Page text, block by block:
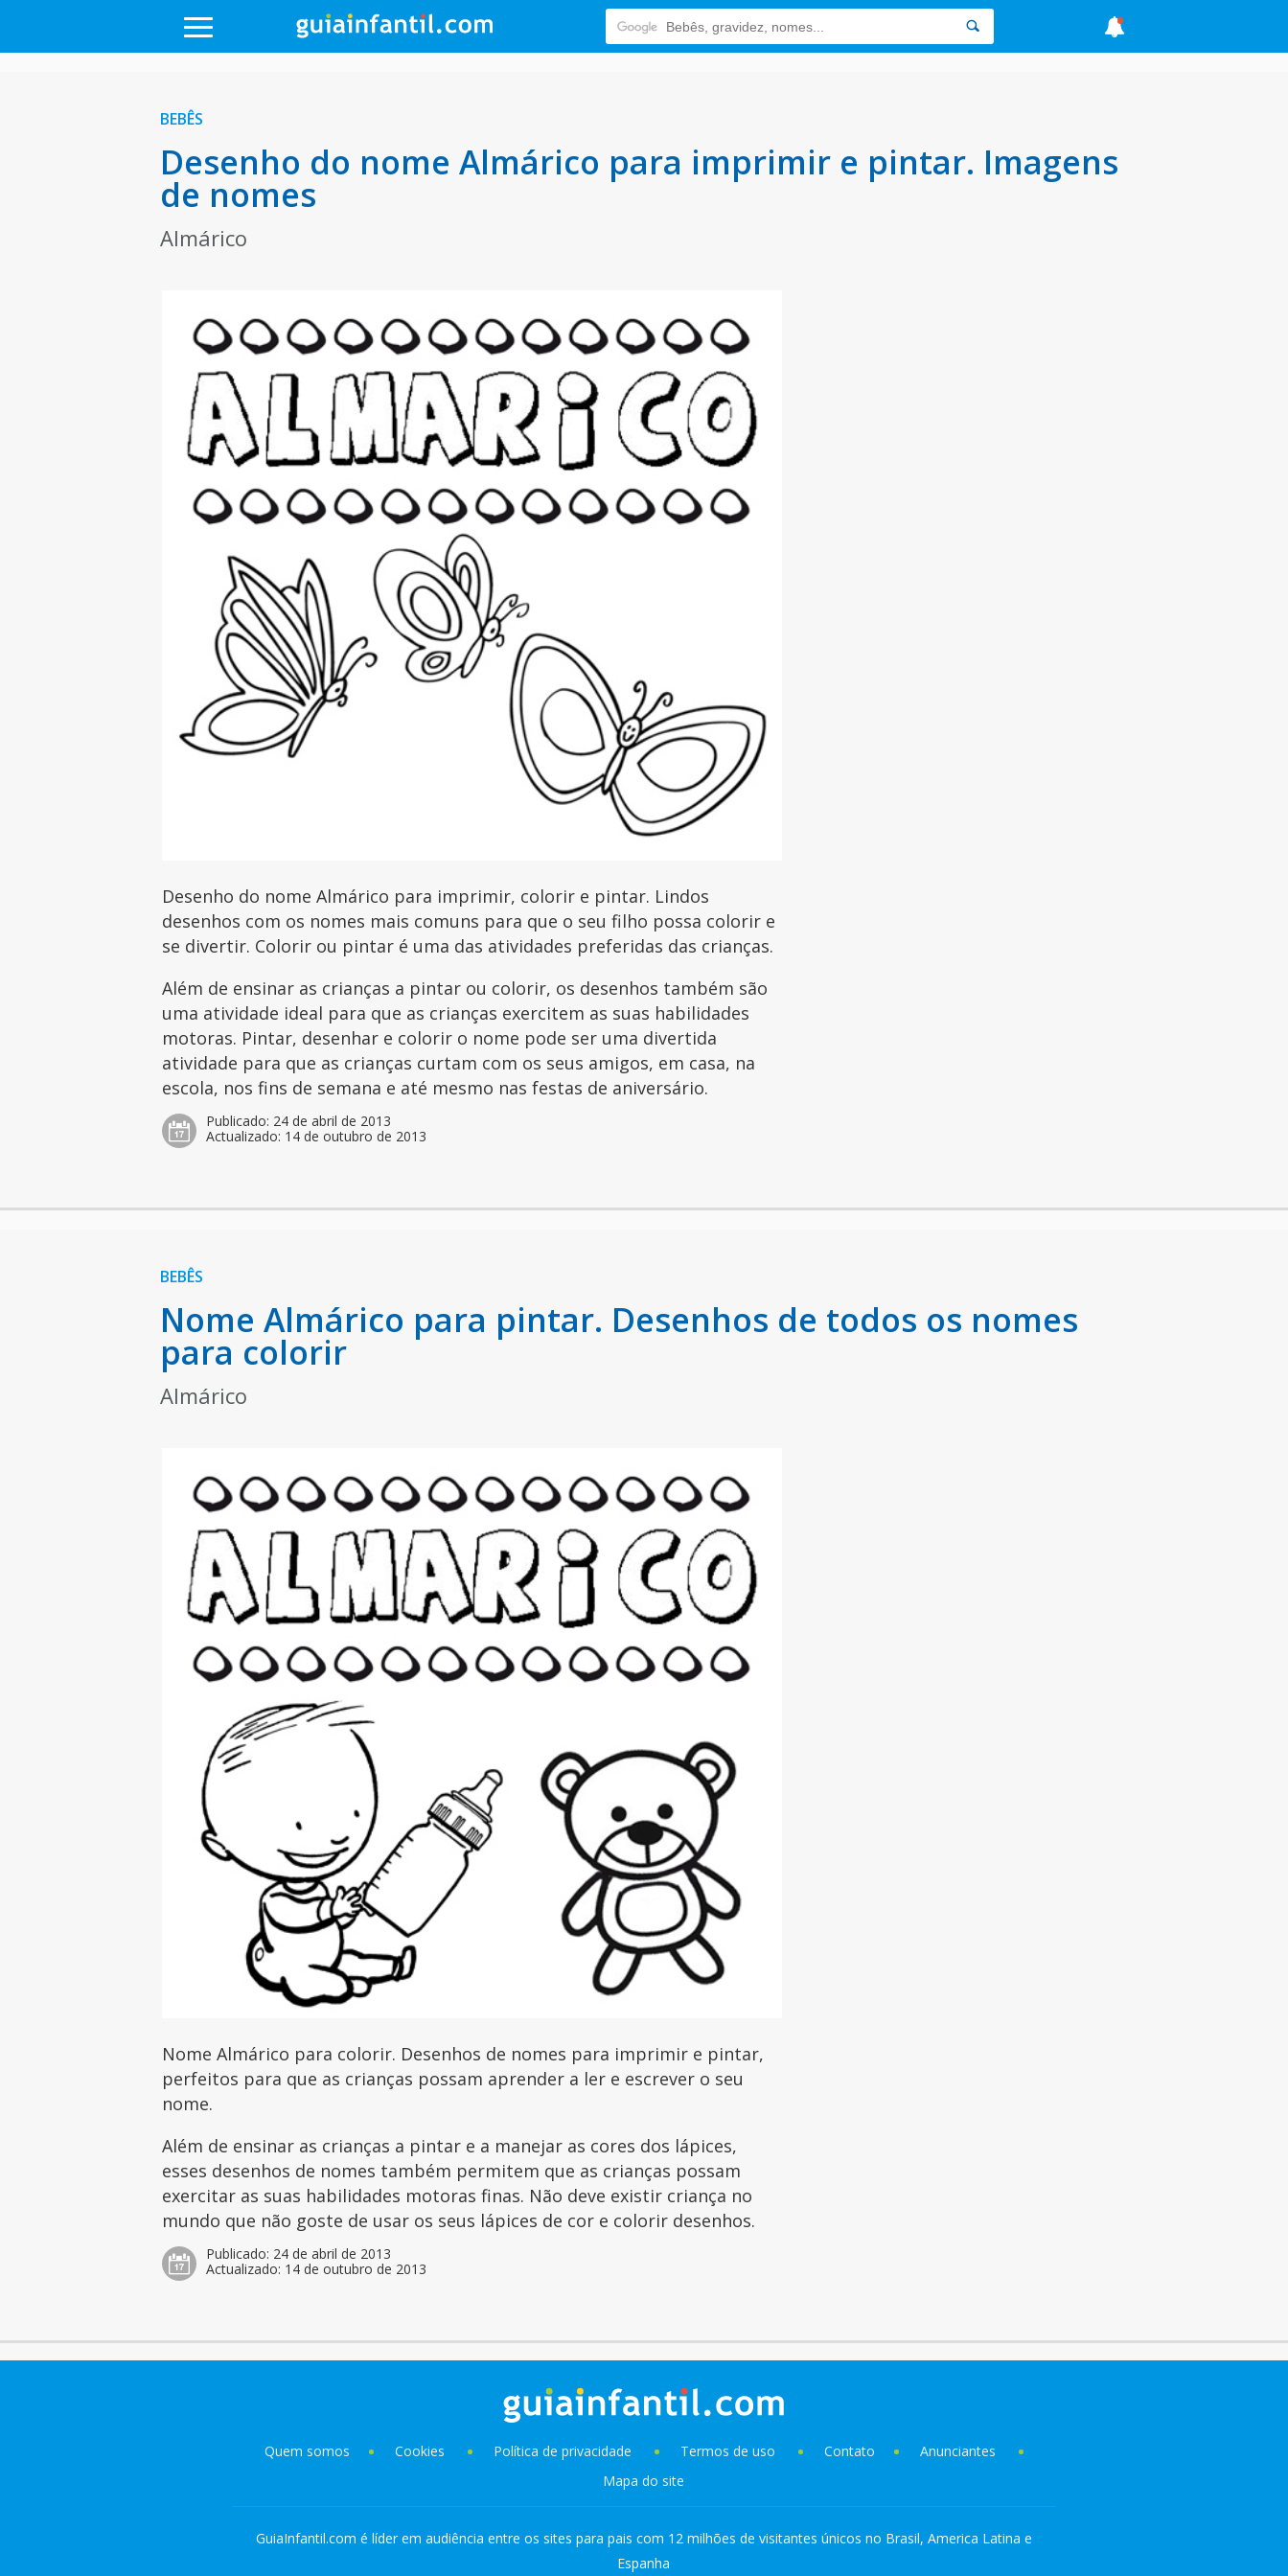
BEBÊS
Desenho do nome Almárico para imprimir e pintar. Imagens
de nomes
Almárico
Desenho do nome Almárico para imprimir, colorir e pintar. Lindos
desenhos com os nomes mais comuns para que o seu filho possa colorir e
se divertir. Colorir ou pintar é uma das atividades preferidas das crianças.
Além de ensinar as crianças a pintar ou colorir, os desenhos também são
uma atividade ideal para que as crianças exercitem as suas habilidades
motoras. Pintar, desenhar e colorir o nome pode ser uma divertida
atividade para que as crianças curtam com os seus amigos, em casa, na
escola, nos fins de semana e até mesmo nas festas de aniversário.
Publicado: 24 de abril de 2013
Actualizado: 14 de outubro de 2013
BEBÊS
Nome Almárico para pintar. Desenhos de todos os nomes
para colorir
Almárico
Nome Almárico para colorir. Desenhos de nomes para imprimir e pintar,
perfeitos para que as crianças possam aprender a ler e escrever o seu
nome.
Além de ensinar as crianças a pintar e a manejar as cores dos lápices,
esses desenhos de nomes também permitem que as crianças possam
exercitar as suas habilidades motoras finas. Não deve existir criança no
mundo que não goste de usar os seus lápices de cor e colorir desenhos.
Publicado: 24 de abril de 2013
Actualizado: 14 de outubro de 2013
Quem somos Cookies Política de privacidade Termos de uso Contato
Anunciantes
Mapa do site
GuiaInfantil.com é líder em audiência entre os sites para pais com 12 milhões de visitantes únicos no Brasil, America Latina e
Espanha